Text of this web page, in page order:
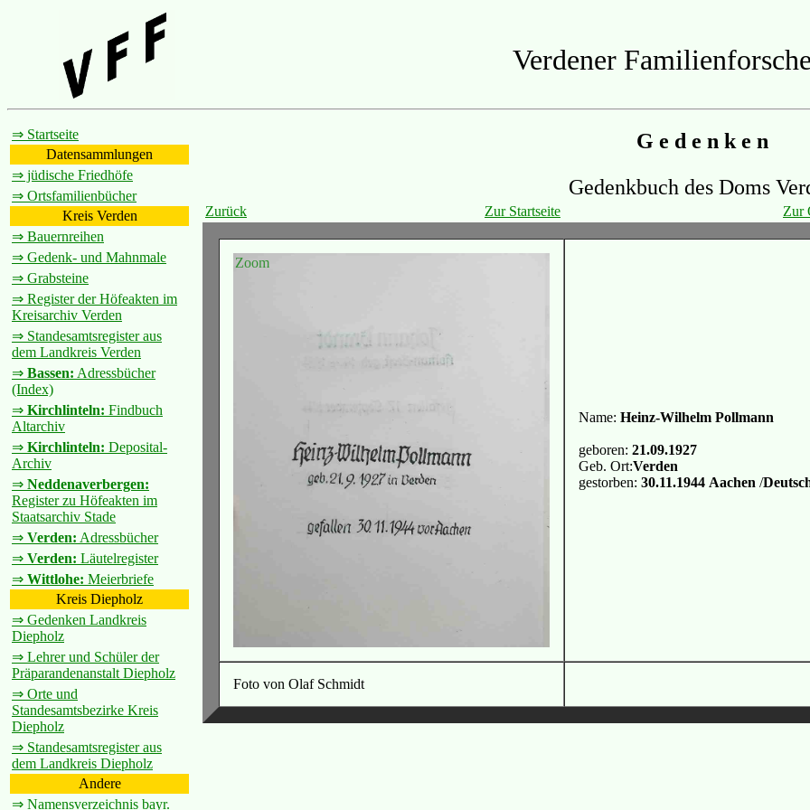
Verdener
⇒ Startseite
Datensammlungen
⇒ jüdische Friedhöfe
⇒ Ortsfamilienbücher
Kreis Verden
⇒ Bauernreihen
⇒ Gedenk- und Mahnmale
⇒ Grabsteine
⇒ Register der Höfeakten im
Kreisarchiv Verden
⇒ Standesamtsregister aus
dem Landkreis Verden
⇒ Bassen: Adressbücher
(Index)
⇒ Kirchlinteln: Findbuch
Altarchiv
⇒ Kirchlinteln: Deposital-
Archiv
⇒ Neddenaverbergen:
Register zu Höfeakten im
Staatsarchiv Stade
⇒ Verden: Adressbücher
⇒ Verden: Läutelregister
⇒ Wittlohe: Meierbriefe
Kreis Diepholz
⇒ Gedenken Landkreis
Diepholz
⇒ Lehrer und Schüler der
Präparandenanstalt Diepholz
⇒ Orte und
Standesamtsbezirke Kreis
Diepholz
⇒ Standesamtsregister aus
dem Landkreis Diepholz
Andere
⇒ Namensverzeichnis bayr.
G e d e n k e n
Gedenkbuch des Doms
Zurück Zur Startseite Zur
Zoom
Name: Heinz-Wilhelm Pollmann
geboren: 21.09.1927
Geb. Ort:Verden
gestorben: 30.11.1944 Aachen /
Foto von Olaf Schmidt